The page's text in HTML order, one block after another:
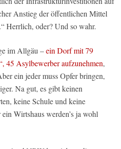
Anstieg der öffentlichen Mittel
Herrlich, oder? Und so wahr.
im Allgäu –ein Dorf mit 79
45 Asylbewerber aufzunehmen,
ein jeder muss Opfer bringen,
Na gut, es gibt keinen
keine Schule und keine
Wirtshaus werden’s ja wohl